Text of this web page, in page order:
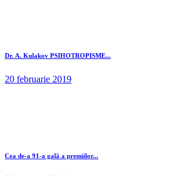
Dr. A. Kulakov PSIHOTROPISME...
20 februarie 2019
Cea de-a 91-a gală a premiilor...